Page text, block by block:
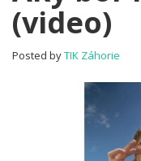
(video)
Posted byTIK Záhorie